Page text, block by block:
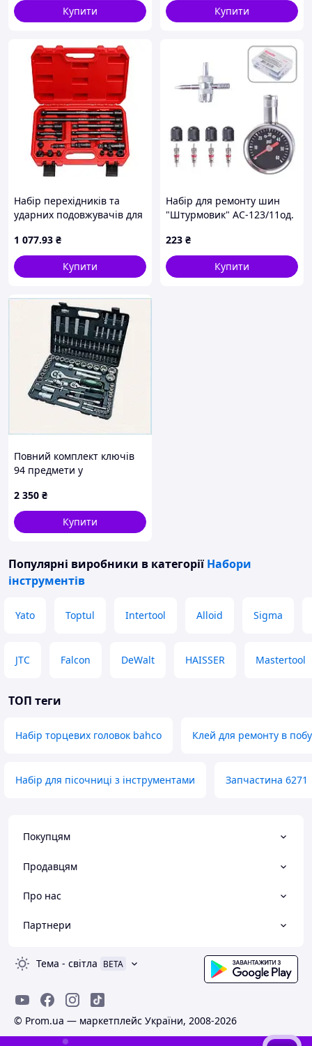
Купити
Купити
Набір перехідників та
ударних подовжувачів для
Комплект адаптерів для
гайковерта, тріскачки,
ремонту авто та
1 077.93 ₴
Купити
Набiр для ремонту шин
"Штурмовик" AC-123/11од.
223 ₴
Купити
Повний комплект ключів
94 предмети у
K80600EX82
2 350 ₴
Купити
Популярні виробники в категорії Набори
інструментів
Yato Toptul Intertool Alloid Sigma
JTC Falcon DeWalt HAISSER Mastertool
ТОП теги
Набір торцевих головок bahco Клей для ремонту в
Набір для пісочниці з інструментами Запчастина 6271
Покупцям
Продавцям
Про нас
Партнери
Тема - світла BETA
© Prom.ua — маркетплейс України, 2008-2026